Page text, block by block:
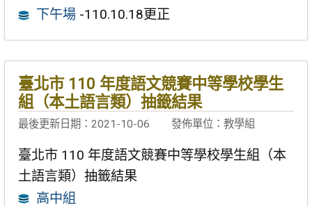
下午場 -110.10.18更正
臺北市 110 年度語文競賽中等學校學生
組（本土語言類）抽籤結果
最後更新日期：2021-10-06 發佈單位：教學組
臺北市 110 年度語文競賽中等學校學生組（本
土語言類）抽籤結果
高中組